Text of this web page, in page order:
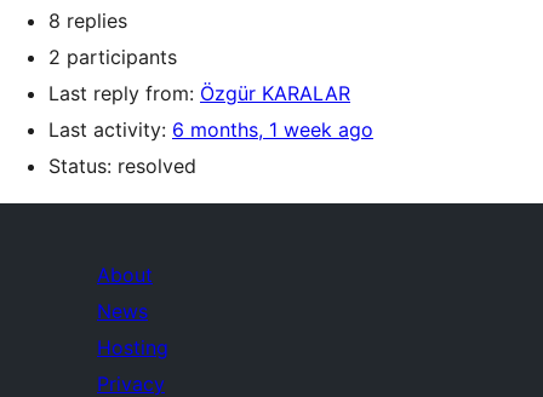
8 replies
2 participants
Last reply from: Özgür KARALAR
Last activity: 6 months, 1 week ago
Status: resolved
About
News
Hosting
Privacy